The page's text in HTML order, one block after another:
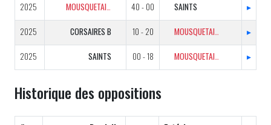
2025 MOUSQUETAIRES 40 - 00 SAINTS ▸
2025 CORSAIRES B 10 - 20 MOUSQUETAIRES ▸
2025 SAINTS 00 - 18 MOUSQUETAIRES ▸
Historique des oppositions